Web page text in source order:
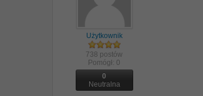
Użytkownik
738 postów
Pomógł: 0
0
Neutralna